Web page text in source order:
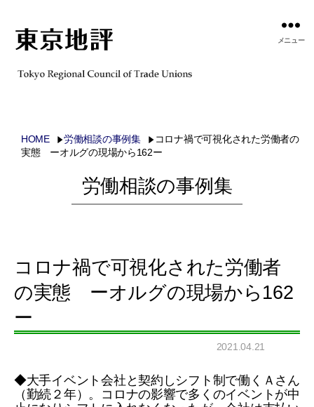
メニュー
HOME 労働相談の事例集
コロナ禍で可視化された労働者の
実態 ーオルグの現場から162ー
労働相談の事例集
コロナ禍で可視化された労働者
の実態 ーオルグの現場から162
ー
2021.04.21
◆大手イベント会社と契約しシフト制で働くＡさん
（勤続２年）。コロナの影響で多くのイベントが中